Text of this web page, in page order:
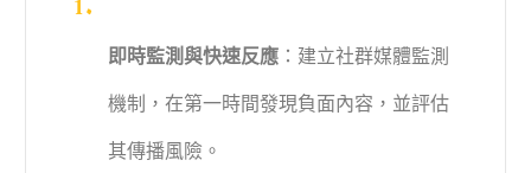
即時監測與快速反應：建立社群媒體監測
機制，在第一時間發現負面內容，並評估
其傳播風險。